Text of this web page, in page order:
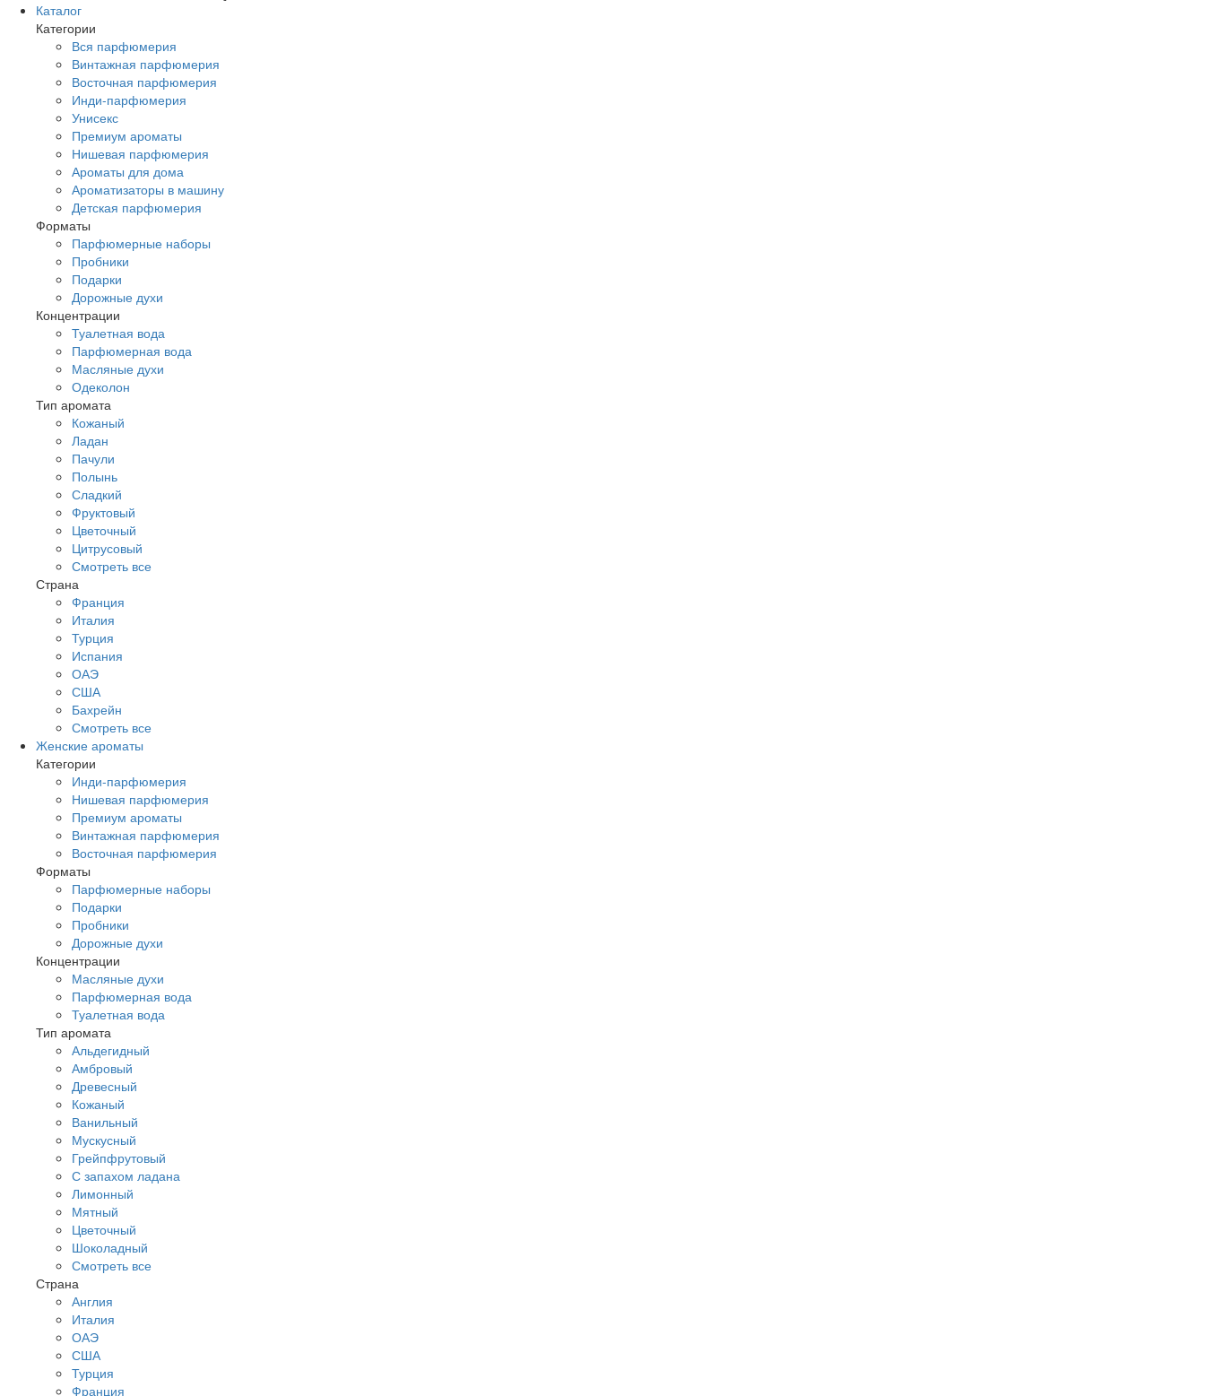
Каталог
Категории
Вся парфюмерия
Винтажная парфюмерия
Восточная парфюмерия
Инди-парфюмерия
Унисекс
Премиум ароматы
Нишевая парфюмерия
Ароматы для дома
Ароматизаторы в машину
Детская парфюмерия
Форматы
Парфюмерные наборы
Пробники
Подарки
Дорожные духи
Концентрации
Туалетная вода
Парфюмерная вода
Масляные духи
Одеколон
Тип аромата
Кожаный
Ладан
Пачули
Полынь
Сладкий
Фруктовый
Цветочный
Цитрусовый
Смотреть все
Страна
Франция
Италия
Турция
Испания
ОАЭ
США
Бахрейн
Смотреть все
Женские ароматы
Категории
Инди-парфюмерия
Нишевая парфюмерия
Премиум ароматы
Винтажная парфюмерия
Восточная парфюмерия
Форматы
Парфюмерные наборы
Подарки
Пробники
Дорожные духи
Концентрации
Масляные духи
Парфюмерная вода
Туалетная вода
Тип аромата
Альдегидный
Амбровый
Древесный
Кожаный
Ванильный
Мускусный
Грейпфрутовый
С запахом ладана
Лимонный
Мятный
Цветочный
Шоколадный
Смотреть все
Страна
Англия
Италия
ОАЭ
США
Турция
Франция